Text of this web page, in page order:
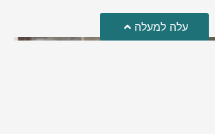
עלה למעלה